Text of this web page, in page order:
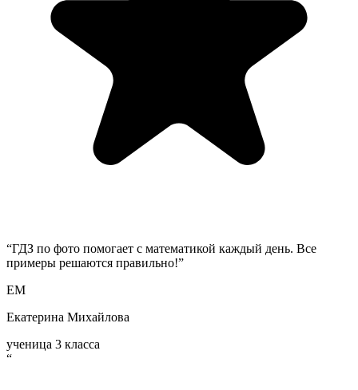
“ГДЗ по фото помогает с математикой каждый день. Все
примеры решаются правильно!”
ЕМ
Екатерина Михайлова
ученица 3 класса
“